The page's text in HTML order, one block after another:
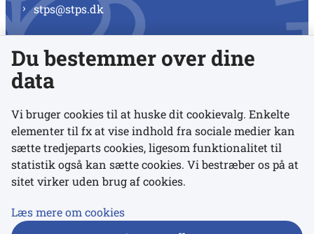
stps@stps.dk
Se alle kontaktnumre
Links
Udgivelser
Du bestemmer over dine
data
Vi bruger cookies til at huske dit cookievalg. Enkelte
elementer til fx at vise indhold fra sociale medier kan
sætte tredjeparts cookies, ligesom funktionalitet til
statistik også kan sætte cookies. Vi bestræber os på at
sitet virker uden brug af cookies.
Læs mere om cookies